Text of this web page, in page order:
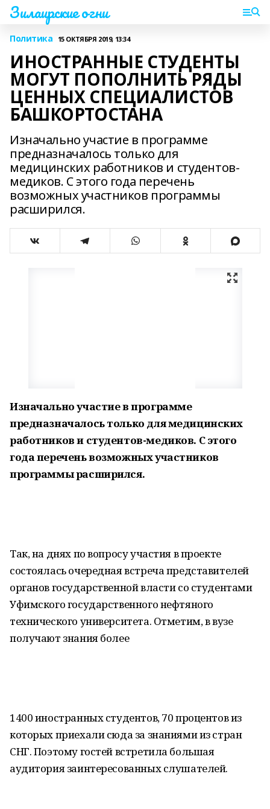
Зилаирские огни
Политика 15 ОКТЯБРЯ 2019, 13:34
ИНОСТРАННЫЕ СТУДЕНТЫ
МОГУТ ПОПОЛНИТЬ РЯДЫ
ЦЕННЫХ СПЕЦИАЛИСТОВ
БАШКОРТОСТАНА
Изначально участие в программе
предназначалось только для
медицинских работников и студентов-
медиков. С этого года перечень
возможных участников программы
расширился.
Изначально участие в программе
предназначалось только для медицинских
работников и студентов-медиков. С этого
года перечень возможных участников
программы расширился.
Так, на днях по вопросу участия в проекте
состоялась очередная встреча представителей
органов государственной власти со студентами
Уфимского государственного нефтяного
технического университета. Отметим, в вузе
получают знания более
1400 иностранных студентов, 70 процентов из
которых приехали сюда за знаниями из стран
СНГ. Поэтому гостей встретила большая
аудитория заинтересованных слушателей.